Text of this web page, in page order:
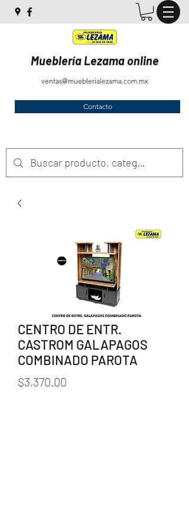
Mueblería Lezama online
ventas@mueblerialezama.com.mx
Contacto
CENTRO DE ENTR.
CASTROM GALAPAGOS
COMBINADO PAROTA
$3,370.00